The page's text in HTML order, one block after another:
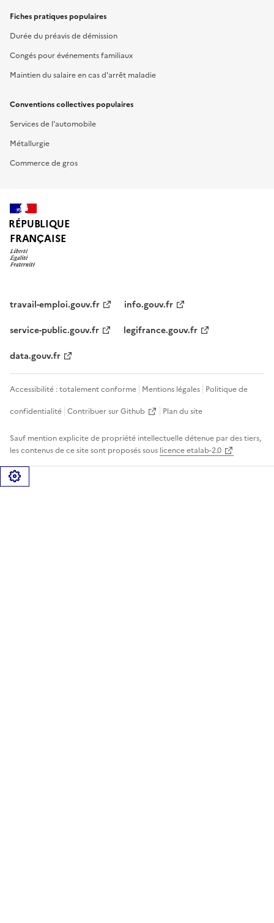
Fiches pratiques populaires
Durée du préavis de démission
Congés pour événements familiaux
Maintien du salaire en cas d'arrêt maladie
Conventions collectives populaires
Services de l'automobile
Métallurgie
Commerce de gros
RÉPUBLIQUE
FRANÇAISE
travail-emploi.gouv.fr
info.gouv.fr
service-public.gouv.fr
legifrance.gouv.fr
data.gouv.fr
Accessibilité : totalement conforme Mentions légales Politique de
confidentialité Contribuer sur Github Plan du site
Sauf mention explicite de propriété intellectuelle détenue par des tiers,
les contenus de ce site sont proposés sous licence etalab-2.0
Gérer les cookies